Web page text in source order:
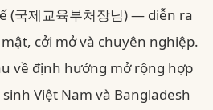
(국제교육부처장님) — diễn ra
cởi mở và chuyên nghiệp.
về định hướng mở rộng hợp
Việt Nam và Bangladesh